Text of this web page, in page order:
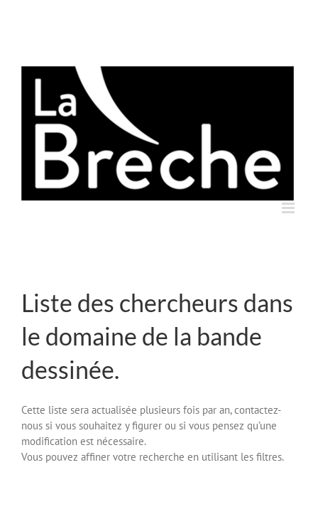
Liste des chercheurs dans
le domaine de la bande
dessinée.
Cette liste sera actualisée plusieurs fois par an, contactez-
nous si vous souhaitez y figurer ou si vous pensez qu’une
modification est nécessaire.
Vous pouvez affiner votre recherche en utilisant les filtres.